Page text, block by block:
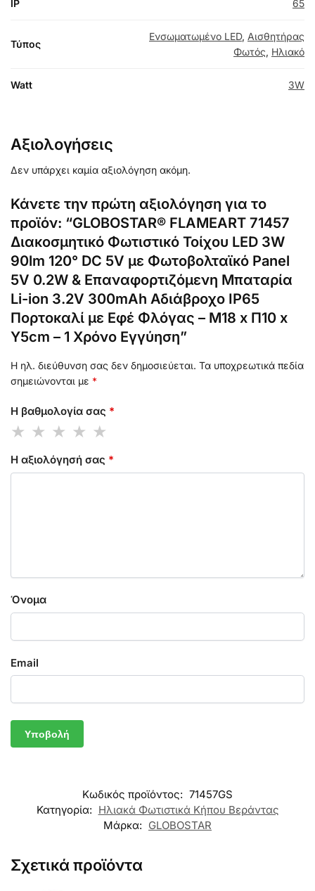
IP 65
Τύπος
Ενσωματωμένο LED, Αισθητήρας
Φωτός, Ηλιακό
Watt 3W
Αξιολογήσεις
Δεν υπάρχει καμία αξιολόγηση ακόμη.
Κάνετε την πρώτη αξιολόγηση για το
προϊόν: “GLOBOSTAR® FLAMEART 71457
Διακοσμητικό Φωτιστικό Τοίχου LED 3W
90lm 120° DC 5V με Φωτοβολταϊκό Panel
5V 0.2W & Επαναφορτιζόμενη Μπαταρία
Li-ion 3.2V 300mAh Αδιάβροχο IP65
Πορτοκαλί με Εφέ Φλόγας – Μ18 x Π10 x
Υ5cm – 1 Χρόνο Εγγύηση”
Η ηλ. διεύθυνση σας δεν δημοσιεύεται. Τα υποχρεωτικά πεδία
σημειώνονται με *
Η βαθμολογία σας *
Η αξιολόγησή σας *
Όνομα
Email
Κωδικός προϊόντος: 71457GS
Κατηγορία: Ηλιακά Φωτιστικά Κήπου Βεράντας
Μάρκα: GLOBOSTAR
Σχετικά προϊόντα